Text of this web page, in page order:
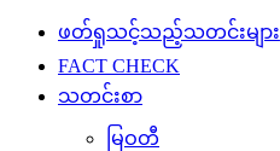
ဖတ်ရှုသင့်သည့်သတင်းများ
FACT CHECK
သတင်းစာ
မြဝတီ